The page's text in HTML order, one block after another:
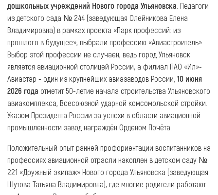
дошкольных учреждений Нового города Ульяновска . Педагоги
из детского сада № 244 (заведующая Олейникова Елена
Владимировна) в рамках проекта «Парк профессий: из
прошлого в будущее», выбрали профессию «Авиастроитель».
Выбор этой профессии не случаен, ведь город Ульяновск
является авиационной столицей России, а филиал ПАО «Ил»-
Авиастар - один из крупнейших авиазаводов России, 10 июня
2026 года отметит 50-летие начала строительства Ульяновского
авиакомплекса, Всесоюзной ударной комсомольской стройки.
Указом Президента России за успехи в области авиационной
промышленности завод награждён Орденом Почёта.
Положительный опыт ранней профориентации воспитанников на
профессиях авиационной отрасли накоплен в детском саду №
221 «Дружный экипаж» Нового города Ульяновска (заведующая
Шутова Татьяна Владимировна), где многие родители работают